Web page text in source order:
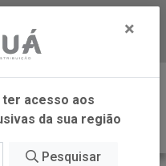
Baixe já nosso APP
0
×
ter acesso aos
da sua região
Pesquisar